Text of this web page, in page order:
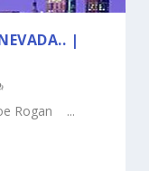
|
Rogan ...